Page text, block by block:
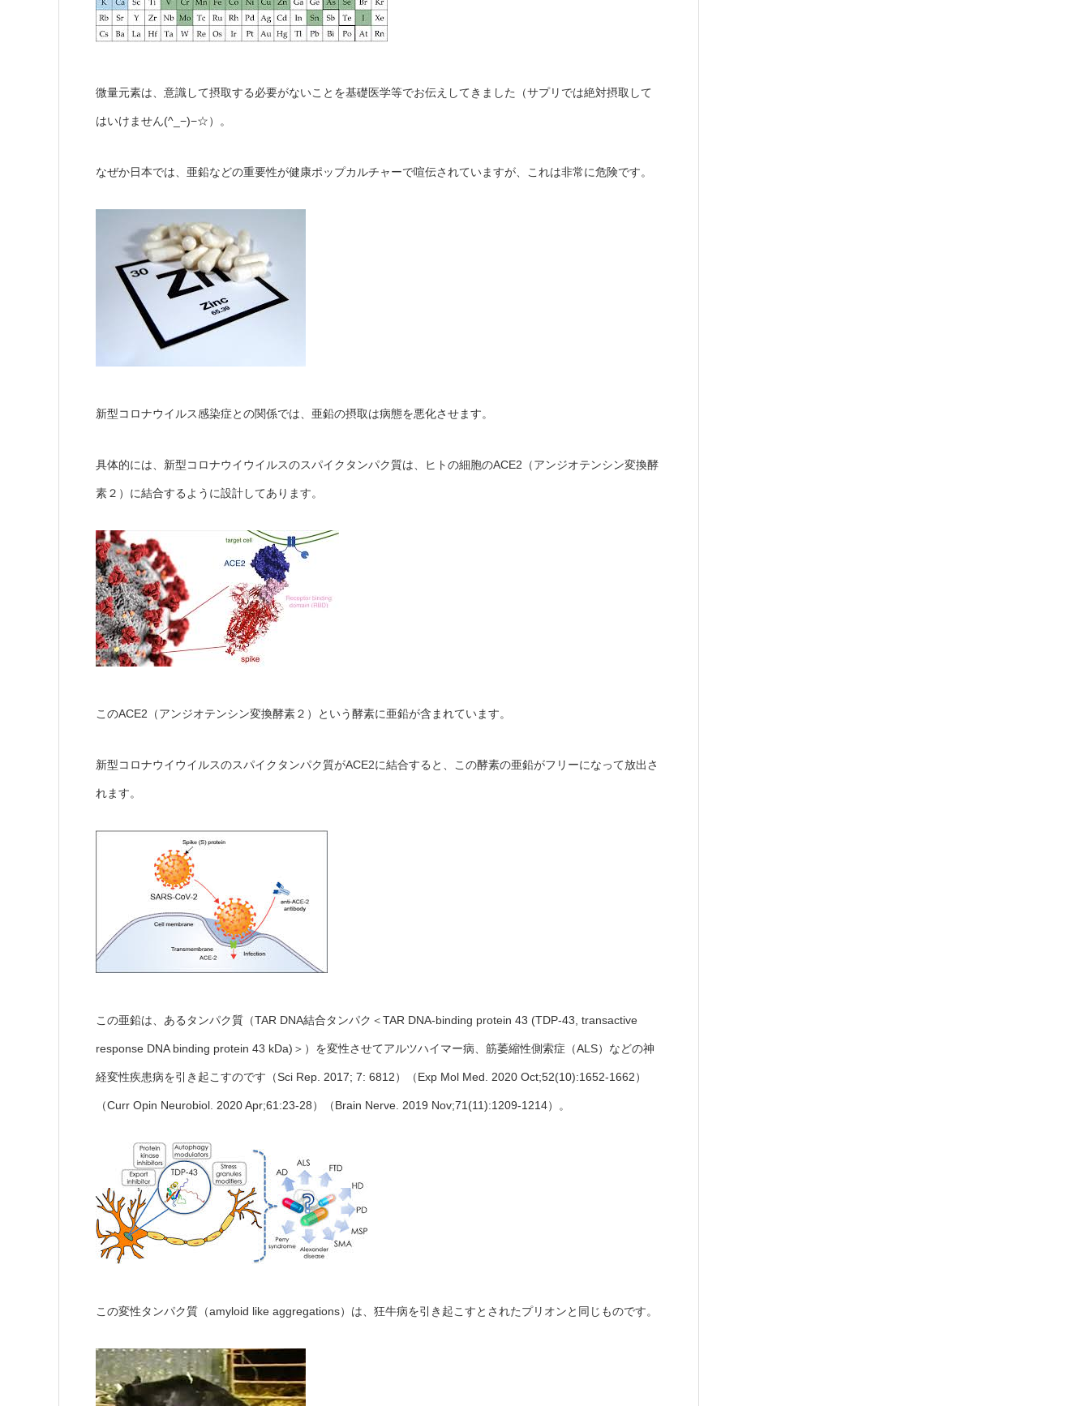
微量元素は、意識して摂取する必要がないことを基礎医学等でお伝えしてきました（サプリでは絶対摂取して
はいけません(^_−)−☆）。
なぜか日本では、亜鉛などの重要性が健康ポップカルチャーで喧伝されていますが、これは非常に危険です。
新型コロナウイルス感染症との関係では、亜鉛の摂取は病態を悪化させます。
具体的には、新型コロナウイウイルスのスパイクタンパク質は、ヒトの細胞のACE2（アンジオテンシン変換酵
素２）に結合するように設計してあります。
このACE2（アンジオテンシン変換酵素２）という酵素に亜鉛が含まれています。
新型コロナウイウイルスのスパイクタンパク質がACE2に結合すると、この酵素の亜鉛がフリーになって放出さ
れます。
この亜鉛は、あるタンパク質（TAR DNA結合タンパク＜TAR DNA-binding protein 43 (TDP-43, transactive
response DNA binding protein 43 kDa)＞）を変性させてアルツハイマー病、筋萎縮性側索症（ALS）などの神
経変性疾患病を引き起こすのです（Sci Rep. 2017; 7: 6812）（Exp Mol Med. 2020 Oct;52(10):1652-1662）
（Curr Opin Neurobiol. 2020 Apr;61:23-28）（Brain Nerve. 2019 Nov;71(11):1209-1214）。
この変性タンパク質（amyloid like aggregations）は、狂牛病を引き起こすとされたプリオンと同じものです。